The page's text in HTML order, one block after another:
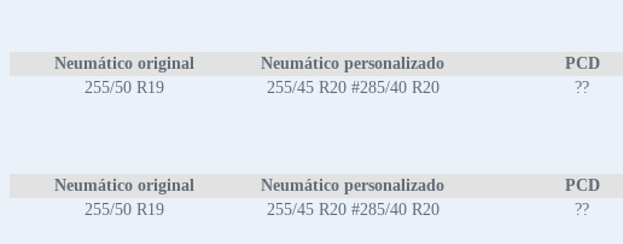
Neumático original Neumático personalizado PCD
255/50 R19
255/45 R20 #285/40 R20 ??
Neumático original Neumático personalizado PCD
255/50 R19
255/45 R20 #285/40 R20 ??